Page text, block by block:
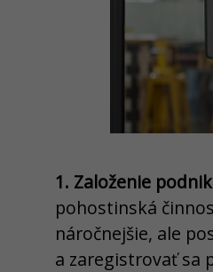
1. Založenie
pohostinská
náročnejšie, ale
a zaregistrovať sa